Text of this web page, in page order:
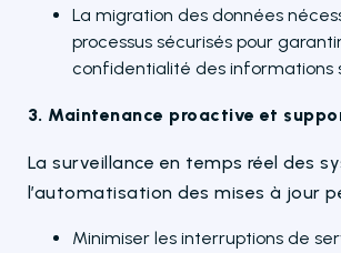
La migration des données
processus sécurisés pour
confidentialité des informations
3. Maintenance proactive et
La surveillance en temps réel des
l’automatisation des mises à jour
Minimiser les interruptions de